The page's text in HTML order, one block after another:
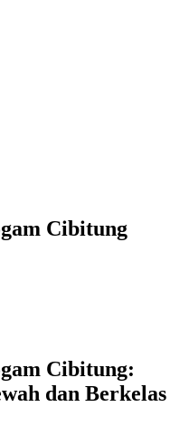
Cibitung
Cibitung:
dan Berkelas